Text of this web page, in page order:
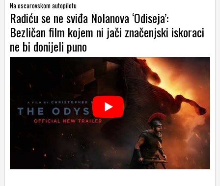
Na oscarovskom autopilotu
Radiću se ne sviđa Nolanova ‘Odiseja’:
Bezličan film kojem ni jači značenjski iskoraci
ne bi donijeli puno